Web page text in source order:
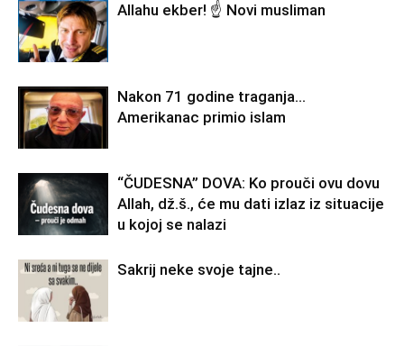
Allahu ekber! ☝️ Novi musliman
Nakon 71 godine traganja…
Amerikanac primio islam
“ČUDESNA” DOVA: Ko prouči ovu dovu
Allah, dž.š., će mu dati izlaz iz situacije
u kojoj se nalazi
Sakrij neke svoje tajne..